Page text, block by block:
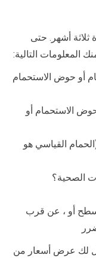
أشهر. حتى
التالية:
أو حوض الاستحمام
الاستحمام أو
القياسي هو
الصحية؟
أو ، عن قرب
لك عرض أسعار من